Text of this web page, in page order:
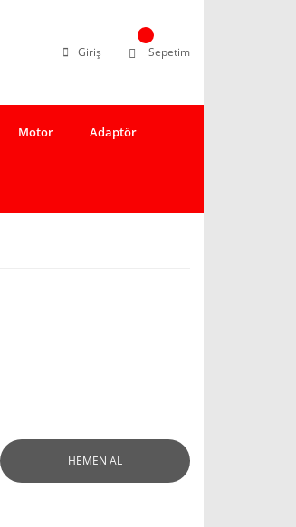
Giriş Sepetim
Motor Adaptör
HEMEN AL